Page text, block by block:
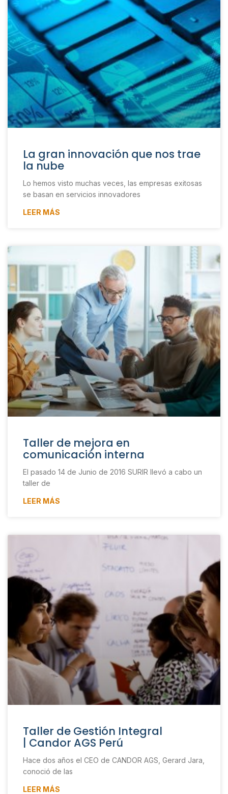
La gran innovación que nos trae
la nube
Lo hemos visto muchas veces, las empresas exitosas
se basan en servicios innovadores
LEER MÁS
Taller de mejora en
comunicación interna
El pasado 14 de Junio de 2016 SURIR llevó a cabo un
taller de
LEER MÁS
Taller de Gestión Integral
| Candor AGS Perú
Hace dos años el CEO de CANDOR AGS, Gerard Jara,
conoció de las
LEER MÁS